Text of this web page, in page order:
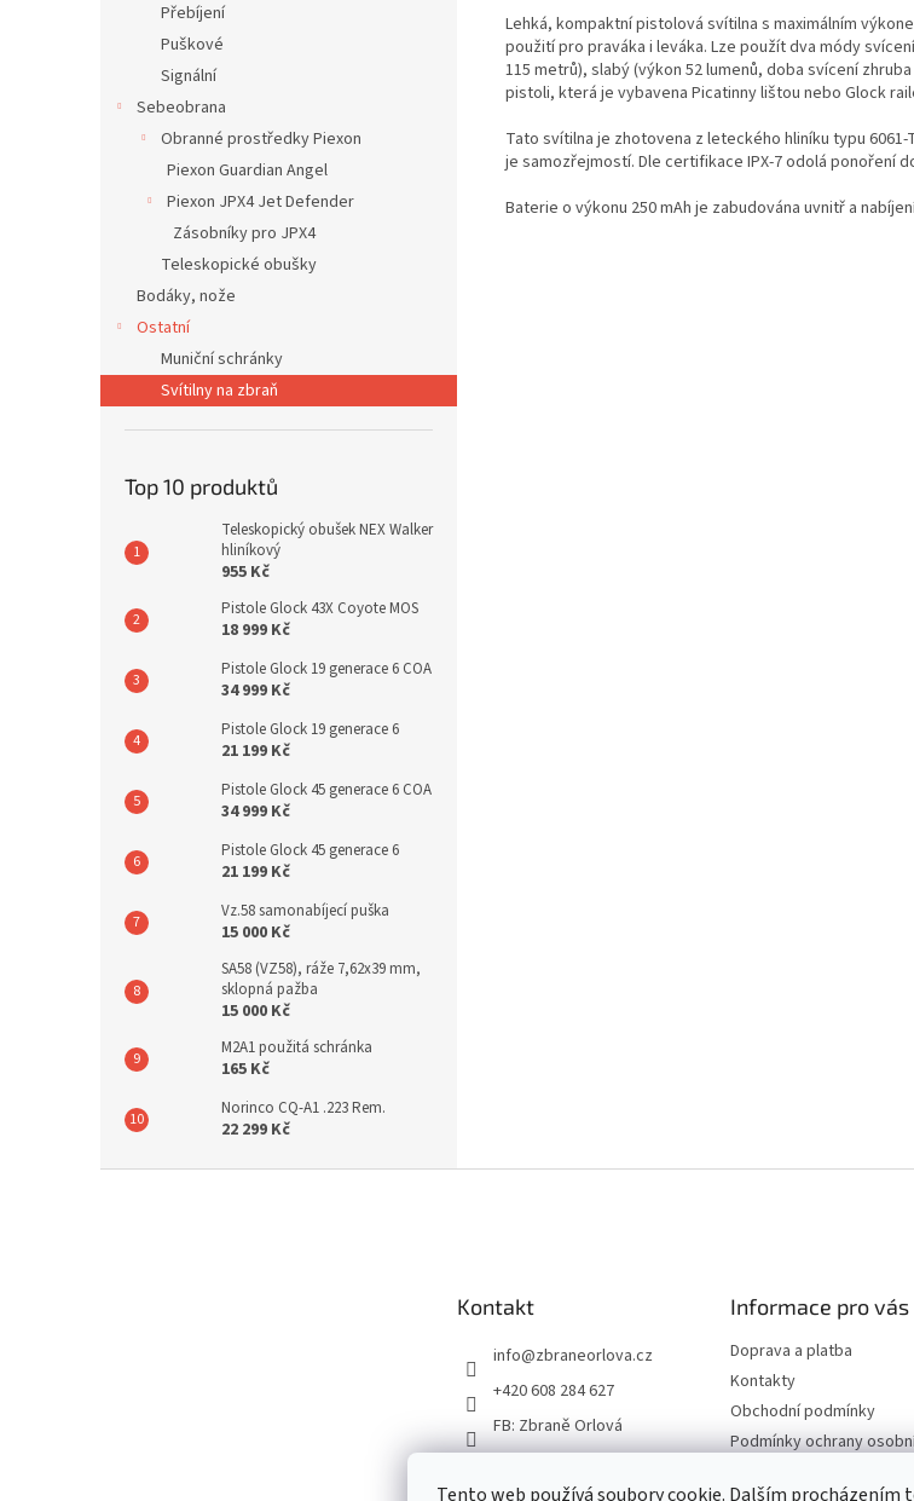
Tento web používá soubory cookie. Dalším procházením
Přebíjení
Puškové
Signální
Sebeobrana
Obranné prostředky Piexon
Piexon Guardian Angel
Piexon JPX4 Jet Defender
Zásobníky pro JPX4
Teleskopické obušky
Bodáky, nože
Ostatní
Muniční schránky
Svítilny na zbraň
Top 10 produktů
Teleskopický obušek NEX Walker
hliníkový
955 Kč
Pistole Glock 43X Coyote MOS
18 999 Kč
Pistole Glock 19 generace 6 COA
34 999 Kč
Pistole Glock 19 generace 6
21 199 Kč
Pistole Glock 45 generace 6 COA
34 999 Kč
Pistole Glock 45 generace 6
21 199 Kč
Vz.58 samonabíjecí puška
15 000 Kč
SA58 (VZ58), ráže 7,62x39 mm,
sklopná pažba
15 000 Kč
M2A1 použitá schránka
165 Kč
Norinco CQ-A1 .223 Rem.
22 299 Kč
Lehká, kompaktní pistolová svítilna s maximálním
použití pro praváka i leváka. Lze použít dva módy
115 metrů), slabý (výkon 52 lumenů, doba svícení
pistoli, která je vybavena Picatinny lištou nebo Glock
Tato svítilna je zhotovena z leteckého hliníku typu
je samozřejmostí. Dle certifikace IPX-7 odolá ponoření
Baterie o výkonu 250 mAh je zabudována uvnitř a
Kontakt
info@zbraneorlova.cz
+420 608 284 627
FB: Zbraně Orlová
Informace pro vás
Doprava a platba
Kontakty
Obchodní podmínky
Podmínky ochrany
Reklamační řád